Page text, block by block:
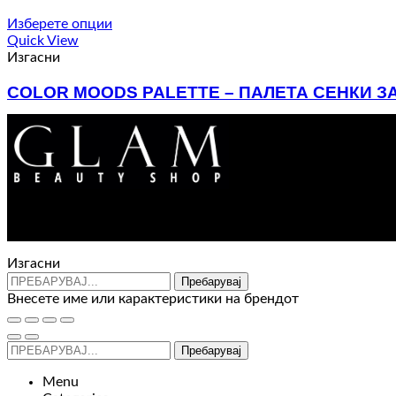
Изберете опции
Quick View
Изгасни
COLOR MOODS PALETTE – ПАЛЕТА СЕНКИ
990ден
Изгасни
Пребарувај
Внесете име или карактеристики на брендот
Пребарувај
Menu